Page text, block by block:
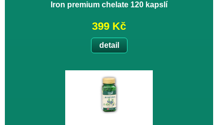
Iron premium chelate 120 kapslí
399 Kč
detail